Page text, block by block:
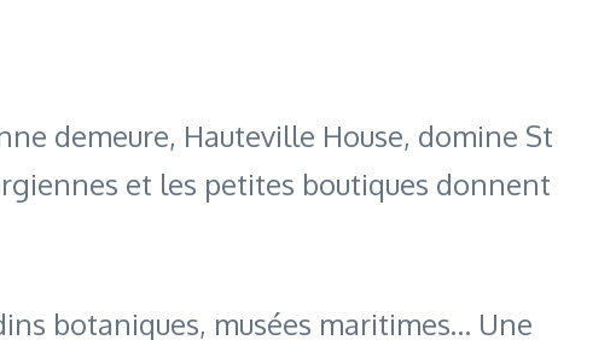
demeure, Hauteville House, domine St
et les petites boutiques donnent
botaniques, musées maritimes… Une